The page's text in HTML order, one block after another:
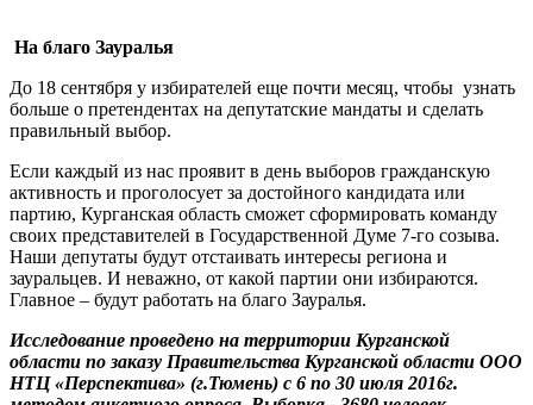
На благо Зауралья
До 18 сентября у избирателей еще почти месяц, чтобы узнать
больше о претендентах на депутатские мандаты и сделать
правильный выбор.
Если каждый из нас проявит в день выборов гражданскую
активность и проголосует за достойного кандидата или
партию, Курганская область сможет сформировать команду
своих представителей в Государственной Думе 7-го созыва.
Наши депутаты будут отстаивать интересы региона и
зауральцев. И неважно, от какой партии они избираются.
Главное – будут работать на благо Зауралья.
Исследование проведено на территории Курганской
области по заказу Правительства Курганской области ООО
НТЦ «Перспектива» (г.Тюмень) с 6 по 30 июля 2016г.